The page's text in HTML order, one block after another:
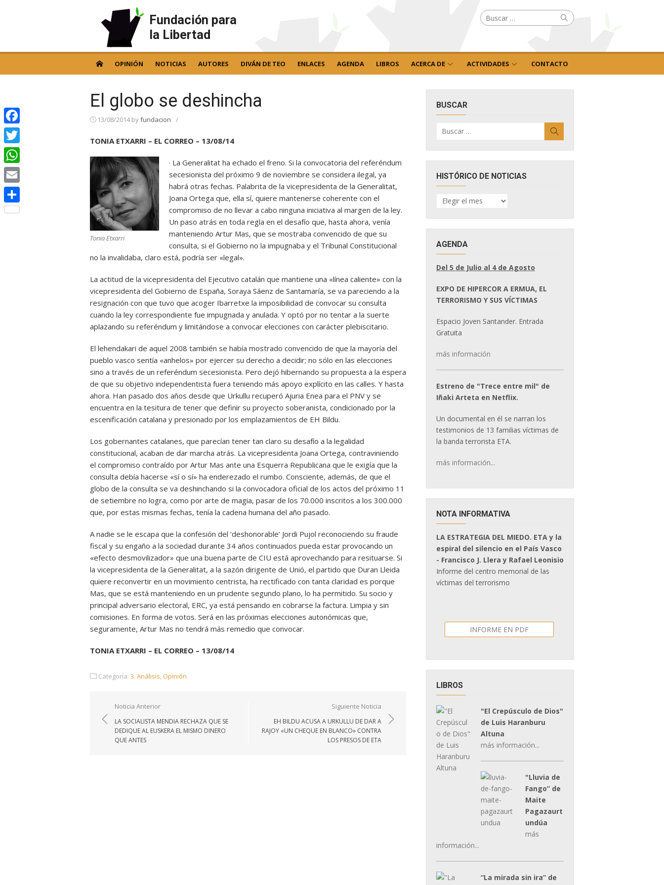
Fundación para
la Libertad
Buscar
por: Buscar
OPINIÓN NOTICIAS AUTORES DIVÁN DE TEO ENLACES AGENDA LIBROS ACERCA DE ACTIVIDADES CONTACTO
El globo se deshincha
13/08/2014byfundacion /
TONIA ETXARRI – EL CORREO – 13/08/14
Tonia Etxarri
· La Generalitat ha echado el freno. Si la convocatoria del referéndum
secesionista del próximo 9 de noviembre se considera ilegal, ya
habrá otras fechas. Palabrita de la vicepresidenta de la Generalitat,
Joana Ortega que, ella sí, quiere mantenerse coherente con el
compromiso de no llevar a cabo ninguna iniciativa al margen de la ley.
Un paso atrás en toda regla en el desafío que, hasta ahora, venía
manteniendo Artur Mas, que se mostraba convencido de que su
consulta, si el Gobierno no la impugnaba y el Tribunal Constitucional
no la invalidaba, claro está, podría ser «legal».
La actitud de la vicepresidenta del Ejecutivo catalán que mantiene una «línea caliente» con la
vicepresidenta del Gobierno de España, Soraya Sáenz de Santamaría, se va pareciendo a la
resignación con que tuvo que acoger Ibarretxe la imposibilidad de convocar su consulta
cuando la ley correspondiente fue impugnada y anulada. Y optó por no tentar a la suerte
aplazando su referéndum y limitándose a convocar elecciones con carácter plebiscitario.
El lehendakari de aquel 2008 también se había mostrado convencido de que la mayoría del
pueblo vasco sentía «anhelos» por ejercer su derecho a decidir; no sólo en las elecciones
sino a través de un referéndum secesionista. Pero dejó hibernando su propuesta a la espera
de que su objetivo independentista fuera teniendo más apoyo explícito en las calles. Y hasta
ahora. Han pasado dos años desde que Urkullu recuperó Ajuria Enea para el PNV y se
encuentra en la tesitura de tener que definir su proyecto soberanista, condicionado por la
escenificación catalana y presionado por los emplazamientos de EH Bildu.
Los gobernantes catalanes, que parecían tener tan claro su desafío a la legalidad
constitucional, acaban de dar marcha atrás. La vicepresidenta Joana Ortega, contraviniendo
el compromiso contraído por Artur Mas ante una Esquerra Republicana que le exigía que la
consulta debía hacerse «sí o sí» ha enderezado el rumbo. Consciente, además, de que el
globo de la consulta se va deshinchando si la convocadora oficial de los actos del próximo 11
de setiembre no logra, como por arte de magia, pasar de los 70.000 inscritos a los 300.000
que, por estas mismas fechas, tenía la cadena humana del año pasado.
A nadie se le escapa que la confesión del ‘deshonorable’ Jordi Pujol reconociendo su fraude
fiscal y su engaño a la sociedad durante 34 años continuados pueda estar provocando un
«efecto desmovilizador» que una buena parte de CIU está aprovechando para resituarse. Si
la vicepresidenta de la Generalitat, a la sazón dirigente de Unió, el partido que Duran Lleida
quiere reconvertir en un movimiento centrista, ha rectificado con tanta claridad es porque
Mas, que se está manteniendo en un prudente segundo plano, lo ha permitido. Su socio y
principal adversario electoral, ERC, ya está pensando en cobrarse la factura. Limpia y sin
comisiones. En forma de votos. Será en las próximas elecciones autonómicas que,
seguramente, Artur Mas no tendrá más remedio que convocar.
TONIA ETXARRI – EL CORREO – 13/08/14
Categoría: 3. Análisis,Opinión
Navegación
de
entradas
Noticia Anterior
LA SOCIALISTA MENDIA RECHAZA QUE SE
DEDIQUE AL EUSKERA EL MISMO DINERO
QUE ANTES
Siguiente Noticia
EH BILDU ACUSA A URKULLU DE DAR A
RAJOY «UN CHEQUE EN BLANCO» CONTRA
LOS PRESOS DE ETA
BUSCAR
por:
HISTÓRICO DE NOTICIAS
HISTÓRICO
DE
AGENDA
Del 5 de Julio al 4 de Agosto
EXPO DE HIPERCOR A ERMUA, EL
TERRORISMO Y SUS VÍCTIMAS
Espacio Joven Santander. Entrada
Gratuita
más información
Estreno de "Trece entre mil" de
Iñaki Arteta en Netflix.
Un documental en él se narran los
testimonios de 13 familias víctimas de
la banda terrorista ETA.
más información...
NOTA INFORMATIVA
LA ESTRATEGIA DEL MIEDO. ETA y la
espiral del silencio en el País Vasco
- Francisco J. Llera y Rafael Leonisio
Informe del centro memorial de las
víctimas del terrorismo
INFORME EN PDF
LIBROS
"El Crepúsculo de Dios"
de Luis Haranburu
Altuna
más información...
"Lluvia de
Fango” de
Maite
Pagazaurt
undúa
más
información...
“La mirada sin ira” de
Facebook
Twitter
WhatsApp
Email
Compartir